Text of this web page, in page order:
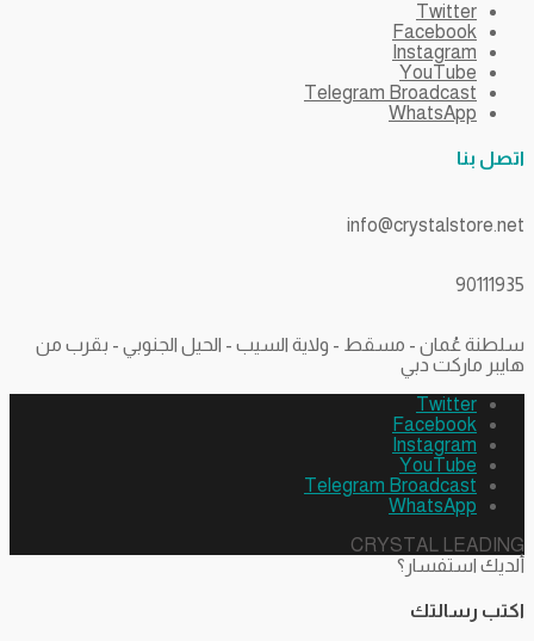
Twitter
Facebook
Instagram
YouTube
Telegram Broadcast
WhatsApp
اتصل بنا
info@crystalstore.net
90111935
سلطنة عُمان - مسقط - ولاية السيب - الحيل الجنوبي - بقرب من
هايبر ماركت دبي
Twitter
Facebook
Instagram
YouTube
Telegram Broadcast
WhatsApp
CRYSTAL LEADING
ألديك استفسار؟
اكتب رسالتك